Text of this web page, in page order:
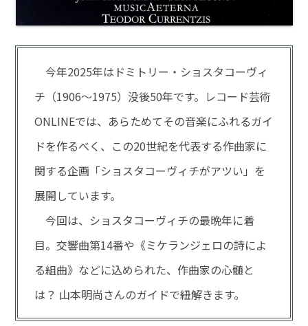
今年2025年はドミトリー・ショスタコーヴィ
チ（1906～1975）没後50年です。レコード芸術
ONLINEでは、あらためてその音楽にふれるガイ
ドを作るべく、この20世紀を代表する作曲家に
関する企画「ショスタコーヴィチがアツい」を
展開しています。
今回は、ショスタコーヴィチの最晩年に着
目。交響曲第14番や《ミケランジェロの詩によ
る組曲》などに込められた、作曲家の心髄と
は？ 山本明尚さんのガイドで紐解きます。